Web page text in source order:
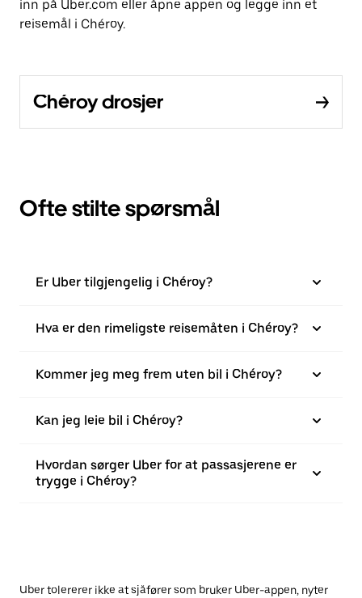
inn på Uber.com eller åpne appen og legge inn et
reisemål i Chéroy.
Chéroy drosjer
Ofte stilte spørsmål
Er Uber tilgjengelig i Chéroy?
Hva er den rimeligste reisemåten i Chéroy?
Kommer jeg meg frem uten bil i Chéroy?
Kan jeg leie bil i Chéroy?
Hvordan sørger Uber for at passasjerene er
trygge i Chéroy?
Uber tolererer ikke at sjåfører som bruker Uber-appen, nyter